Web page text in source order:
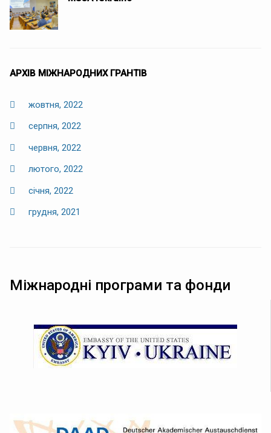
АРХІВ МІЖНАРОДНИХ ГРАНТІВ
жовтня, 2022
серпня, 2022
червня, 2022
лютого, 2022
січня, 2022
грудня, 2021
Міжнародні програми та фонди